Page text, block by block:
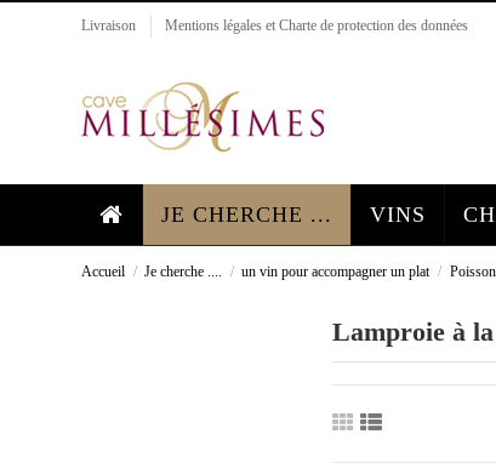
Livraison Mentions légales et Charte de protection des données
JE CHERCHE ... VINS
Accueil Je cherche .... un vin pour accompagner un plat
Lamproie à